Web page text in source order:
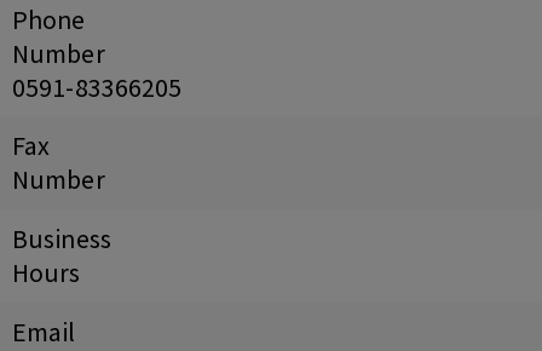
Phone
Number
0591-83366205
Fax
Number
Business
Hours
Email